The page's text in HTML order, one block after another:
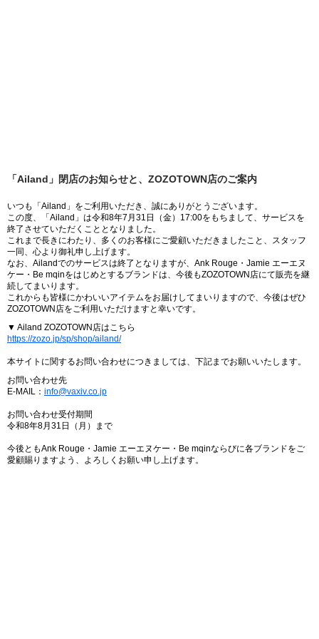
「Ailand」閉店のお知らせと、ZOZOTOWN店のご案内
いつも「Ailand」をご利用いただき、誠にありがとうございます。
この度、「Ailand」は令和8年7月31日（金）17:00をもちまして、サービスを
終了させていただくこととなりました。
これまで長きにわたり、多くのお客様にご愛顧いただきましたこと、スタッフ
一同、心より御礼申し上げます。
なお、Ailandでのサービスは終了となりますが、Ank Rouge・Jamie エーエヌ
ケー・Be mqinをはじめとするブランドは、今後もZOZOTOWN店にて販売を継
続してまいります。
これからも皆様にかわいいアイテムをお届けしてまいりますので、今後はぜひ
ZOZOTOWN店をご利用いただけますと幸いです。
▼ Ailand ZOZOTOWN店はこちら
https://zozo.jp/sp/shop/ailand/
本サイトに関するお問い合わせにつきましては、下記までお願いいたします。
お問い合わせ先
E-MAIL： info@vaxiv.co.jp
お問い合わせ受付期間
令和8年8月31日（月）まで
今後ともAnk Rouge・Jamie エーエヌケー・Be mqinならびに各ブランドをご
愛顧賜りますよう、よろしくお願い申し上げます。